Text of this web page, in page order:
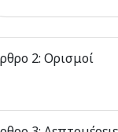
2: Ορισμοί